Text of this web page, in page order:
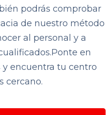
podrás comprobar
de nuestro método
al personal y a
Ponte en
encuentra tu centro
cercano.